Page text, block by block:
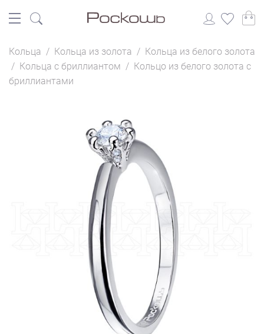
Кольца / Кольца из золота / Кольца из белого золота
/ Кольца с бриллиантом / Кольцо из белого золота с
бриллиантами